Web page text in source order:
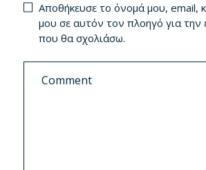
Αποθήκευσε το όνομά μου, email,
μου σε αυτόν τον πλοηγό για
που θα σχολιάσω.